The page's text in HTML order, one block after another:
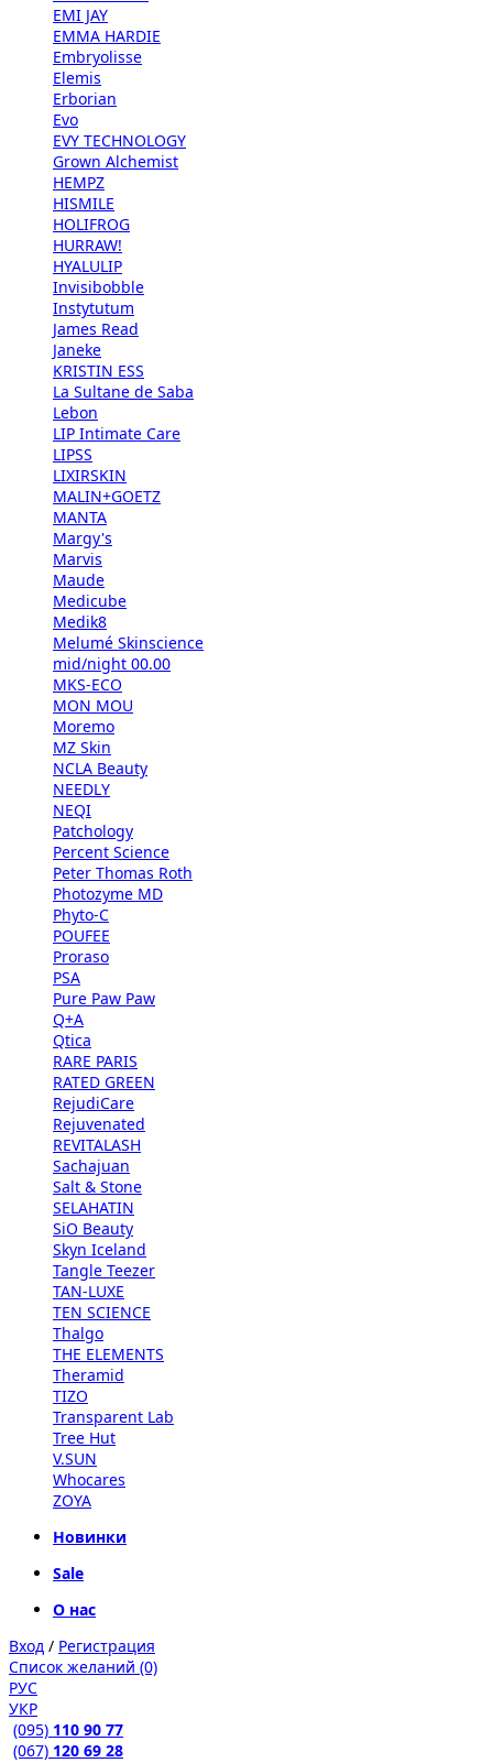
EMI JAY
EMMA HARDIE
Embryolisse
Elemis
Erborian
Evo
EVY TECHNOLOGY
Grown Alchemist
HEMPZ
HISMILE
HOLIFROG
HURRAW!
HYALULIP
Invisibobble
Instytutum
James Read
Janeke
KRISTIN ESS
La Sultane de Saba
Lebon
LIP Intimate Care
LIPSS
LIXIRSKIN
MALIN+GOETZ
MANTA
Margy's
Marvis
Maude
Medicube
Medik8
Melumé Skinscience
mid/night 00.00
MKS-ECO
MON MOU
Moremo
MZ Skin
NCLA Beauty
NEEDLY
NEQI
Patchology
Percent Science
Peter Thomas Roth
Photozyme MD
Phyto-C
POUFEE
Proraso
PSA
Pure Paw Paw
Q+A
Qtica
RARE PARIS
RATED GREEN
RejudiCare
Rejuvenated
REVITALASH
Sachajuan
Salt & Stone
SELAHATIN
SiO Beauty
Skyn Iceland
Tangle Teezer
TAN-LUXE
TEN SCIENCE
Thalgo
THE ELEMENTS
Theramid
TIZO
Transparent Lab
Tree Hut
V.SUN
Whocares
ZOYA
Новинки
Sale
О нас
Вход / Регистрация
Список желаний (0)
РУС
УКР
(095) 110 90 77
(067) 120 69 28